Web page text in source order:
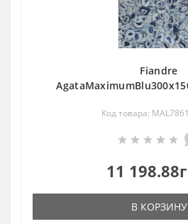
Fiandre
Код товара:
11
В КОРЗИНУ